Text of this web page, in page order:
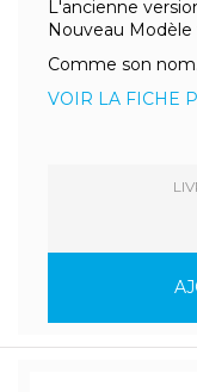
L'ancienne
Nouveau
Comme son
VOIR LA FICHE